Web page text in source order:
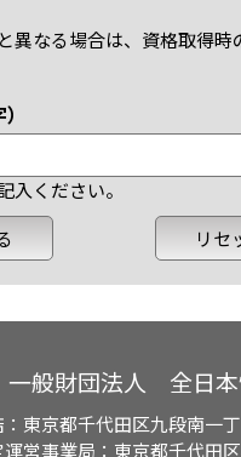
異なる場合は、資格取得時
ください。
一般財団法人 全日
東京都千代田区九段南一
営事業局：東京都千代田